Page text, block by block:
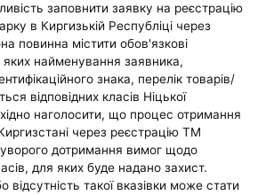
заповнити заявку на реєстрацію
в Киргизькій Республіці через
повинна містити обов'язкові
яких найменування заявника,
знака, перелік товарів/
відповідних класів Ніцької
наголосити, що процес отримання
через реєстрацію ТМ
дотримання вимог щодо
для яких буде надано захист.
відсутність такої вказівки може стати